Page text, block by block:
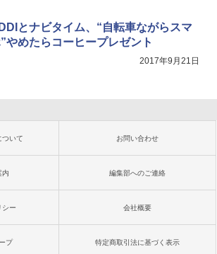
とナビタイム、“自転車ながらスマ
やめたらコーヒープレゼント
2017年9月21日
ついて お問い合わせ
内 編集部へのご連絡
シー 会社概要
プ 特定商取引法に基づく表示